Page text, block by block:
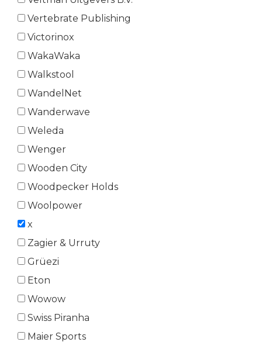
Vertebrate Publishing
Victorinox
WakaWaka
Walkstool
WandelNet
Wanderwave
Weleda
Wenger
Wooden City
Woodpecker Holds
Woolpower
x
Zagier & Urruty
Grüezi
Eton
Wowow
Swiss Piranha
Maier Sports